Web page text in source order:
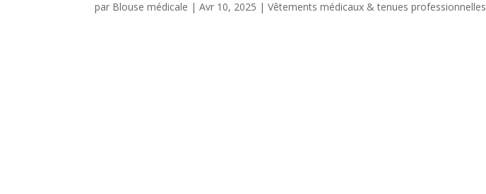
par Blouse médicale |Avr 10, 2025 |Vêtements médicaux & tenues professionnelles